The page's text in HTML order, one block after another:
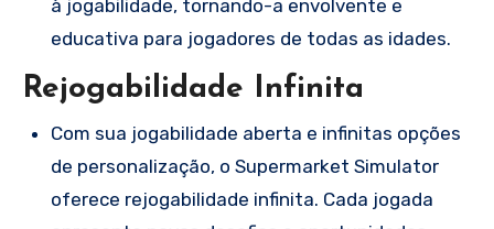
à jogabilidade, tornando-a envolvente e
educativa para jogadores de todas as idades.
Rejogabilidade Infinita
Com sua jogabilidade aberta e infinitas opções
de personalização, o Supermarket Simulator
oferece rejogabilidade infinita. Cada jogada